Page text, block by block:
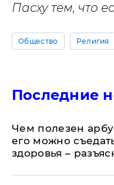
Пасху тем, что
Общество Религия
Последние
Чем полезен
его можно
здоровья –